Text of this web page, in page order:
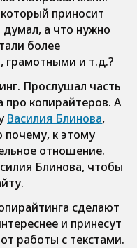
приносит
а что нужно
более
грамотными и т.д.?
Прослушал часть
про копирайтеров. А
Василия Блинова,
почему, к этому
отношение.
Блинова, чтобы
сделают
и принесут
работы с текстами.